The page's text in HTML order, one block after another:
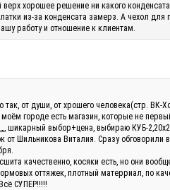
хорошее решение ни какого
из-за конденсата замерз. А чехол
работу и отношение к клиентам.
так, от души, от хрошего человека(стр.
городе есть магазин, которые не
шикарный выбор+цена, выбираю КУБ-
Шильникова Виталия. Сразу обговорили
качественно, косяки есть, но они
оттяжек, плотный матерриал, по
СУПЕР!!!!!